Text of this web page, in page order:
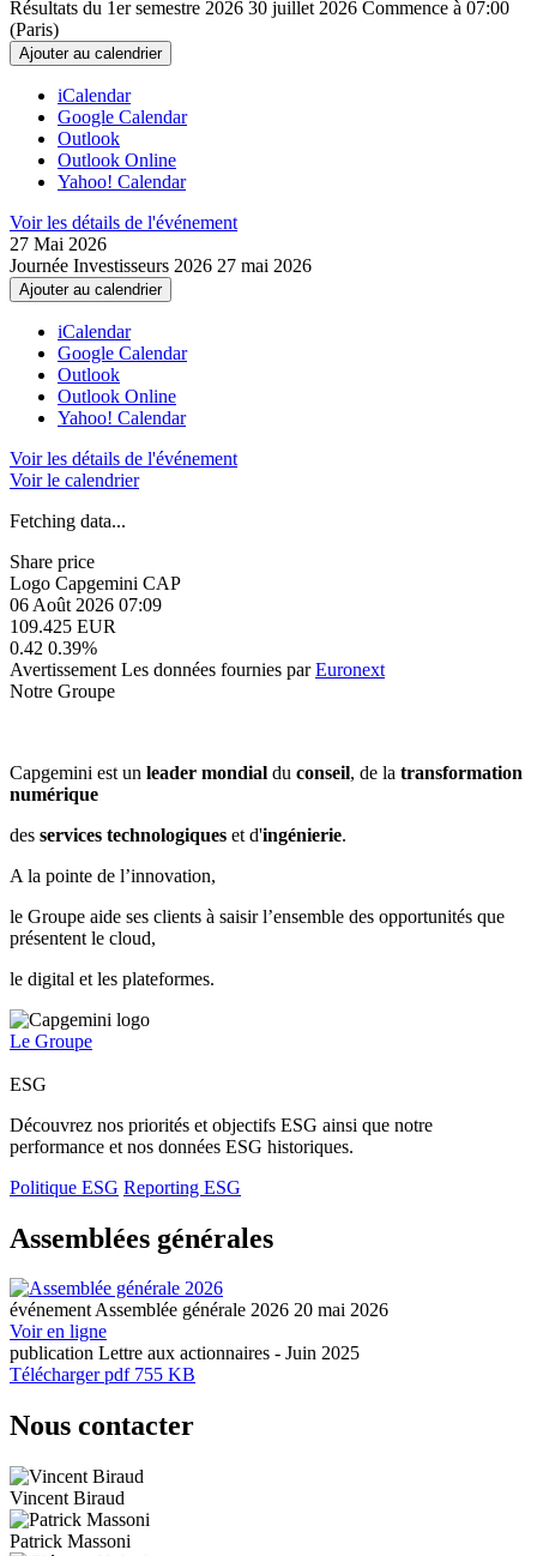
Résultats du 1er semestre 2026 30 juillet 2026 Commence à 07:00
(Paris)
Ajouter au calendrier
iCalendar
Google Calendar
Outlook
Outlook Online
Yahoo! Calendar
Voir les détails de l'événement
27 Mai 2026
Journée Investisseurs 2026 27 mai 2026
Ajouter au calendrier
iCalendar
Google Calendar
Outlook
Outlook Online
Yahoo! Calendar
Voir les détails de l'événement
Voir le calendrier
Fetching data...
Share price
Logo Capgemini CAP
06 Août 2026 07:09
109.425 EUR
0.42 0.39%
Avertissement Les données fournies parEuronext
Notre Groupe
Capgemini est un leader mondial du conseil, de la transformation
numérique
des services technologiques et d'ingénierie.
A la pointe de l’innovation,
le Groupe aide ses clients à saisir l’ensemble des opportunités que
présentent le cloud,
le digital et les plateformes.
Le Groupe
ESG
Découvrez nos priorités et objectifs ESG ainsi que notre
performance et nos données ESG historiques.
Politique ESG Reporting ESG
Assemblées générales
événementAssemblée générale 2026 20 mai 2026
Voir en ligne
publication Lettre aux actionnaires - Juin 2025
Téléchargerpdf 755 KB
Nous contacter
Vincent Biraud
Patrick Massoni